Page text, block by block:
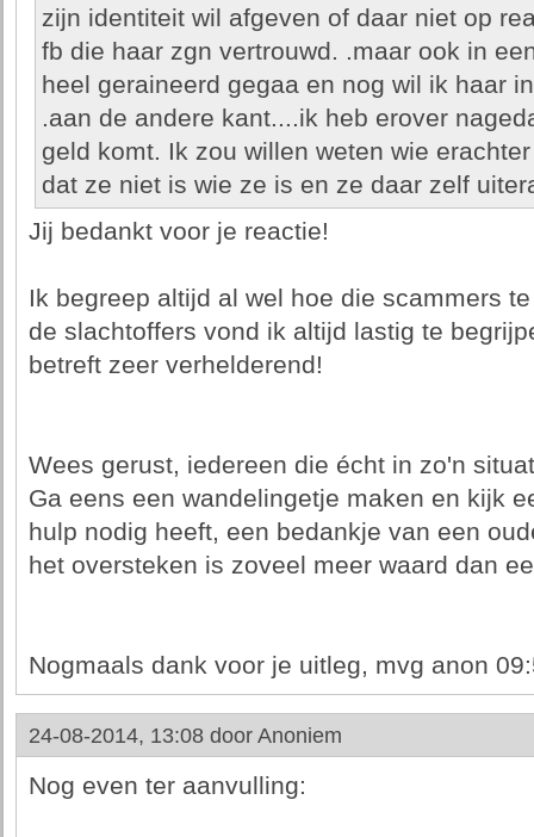
zijn identiteit wil afgeven of daar niet op
fb die haar zgn vertrouwd. .maar ook in
heel geraineerd gegaa en nog wil ik haar
.aan de andere kant....ik heb erover
geld komt. Ik zou willen weten wie
dat ze niet is wie ze is en ze daar zelf
Jij bedankt voor je reactie!
Ik begreep altijd al wel hoe die scammers
de slachtoffers vond ik altijd lastig te
betreft zeer verhelderend!
Wees gerust, iedereen die écht in zo'n
Ga eens een wandelingetje maken en kijk
hulp nodig heeft, een bedankje van een
het oversteken is zoveel meer waard dan
Nogmaals dank voor je uitleg, mvg anon
24-08-2014, 13:08 door Anoniem
Nog even ter aanvulling: